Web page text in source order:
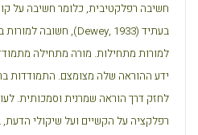
חשיבה רפלקטיבית, כלומר חשיבה על
בעתיד (Dewey, 1933), חשובה למורות
למורות מתחילות. מורה מתחילה
ידע ההוראה שלה מצומצם. התמודדות
לחזק דרך הוראה שמרנית וסמכותית.
רפלקציה על הקשיים ועל שיקולי